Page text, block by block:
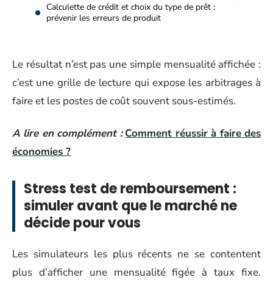
Calculette de crédit et choix du type de prêt :
prévenir les erreurs de produit
Le résultat n’est pas une simple mensualité affichée :
c’est une grille de lecture qui expose les arbitrages à
faire et les postes de coût souvent sous-estimés.
A lire en complément : Comment réussir à faire des
économies ?
Stress test de remboursement :
simuler avant que le marché ne
décide pour vous
Les simulateurs les plus récents ne se contentent
plus d’afficher une mensualité figée à taux fixe.